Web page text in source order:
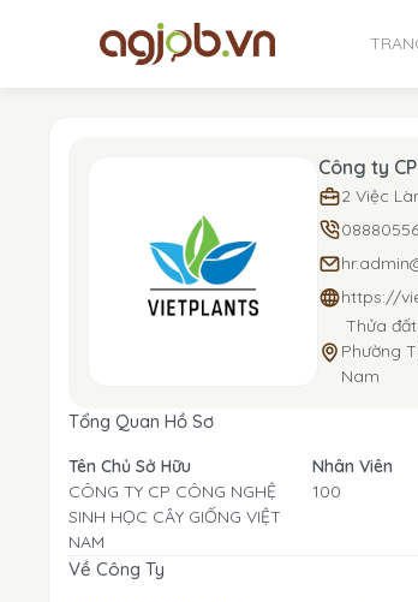
Công ty
2 Việc
https://
Thửa
Phường
Nam
Tổng Quan Hồ Sơ
Tên Chủ Sở Hữu
CÔNG TY CP CÔNG NGHỆ
SINH HỌC CÂY GIỐNG VIỆT
NAM
Nhân Viên
100
Về Công Ty